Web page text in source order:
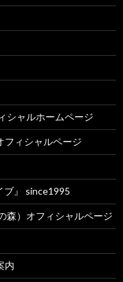
シャルホームページ
フィシャルページ
ブ』 since1995
森）オフィシャルページ
内